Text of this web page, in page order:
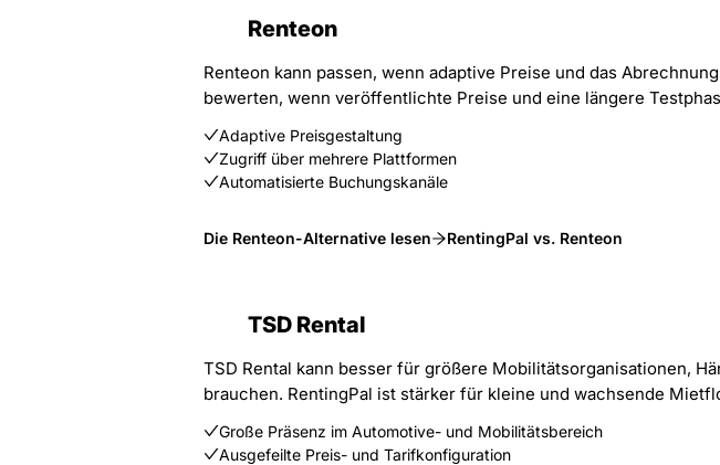
Renteon
Renteon kann passen, wenn adaptive Preise und das
bewerten, wenn veröffentlichte Preise und eine längere
Adaptive Preisgestaltung
Zugriff über mehrere Plattformen
Automatisierte Buchungskanäle
Die Renteon-Alternative lesen RentingPal vs. Renteon
TSD Rental
TSD Rental kann besser für größere Mobilitätsorganisationen,
brauchen. RentingPal ist stärker für kleine und wachsende
Große Präsenz im Automotive- und Mobilitätsbereich
Ausgefeilte Preis- und Tarifkonfiguration